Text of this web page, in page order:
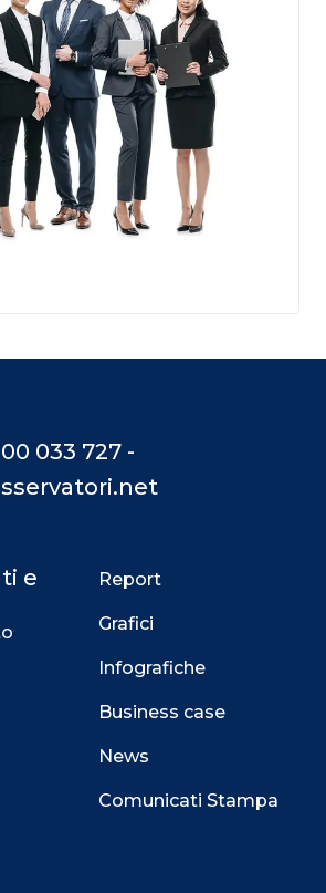
033 727 -
e
Report
Grafici
Infografiche
Business case
News
Comunicati Stampa